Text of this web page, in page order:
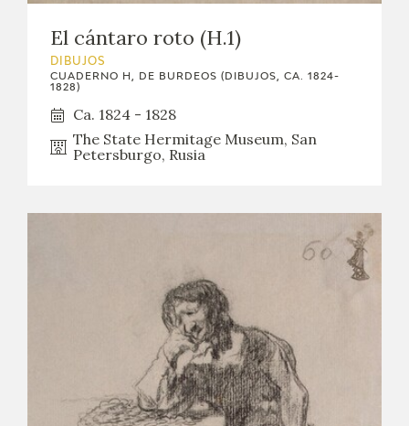
El cántaro roto (H.1)
DIBUJOS
CUADERNO H, DE BURDEOS (DIBUJOS, CA. 1824-
1828)
Ca. 1824 - 1828
The State Hermitage Museum, San
Petersburgo, Rusia